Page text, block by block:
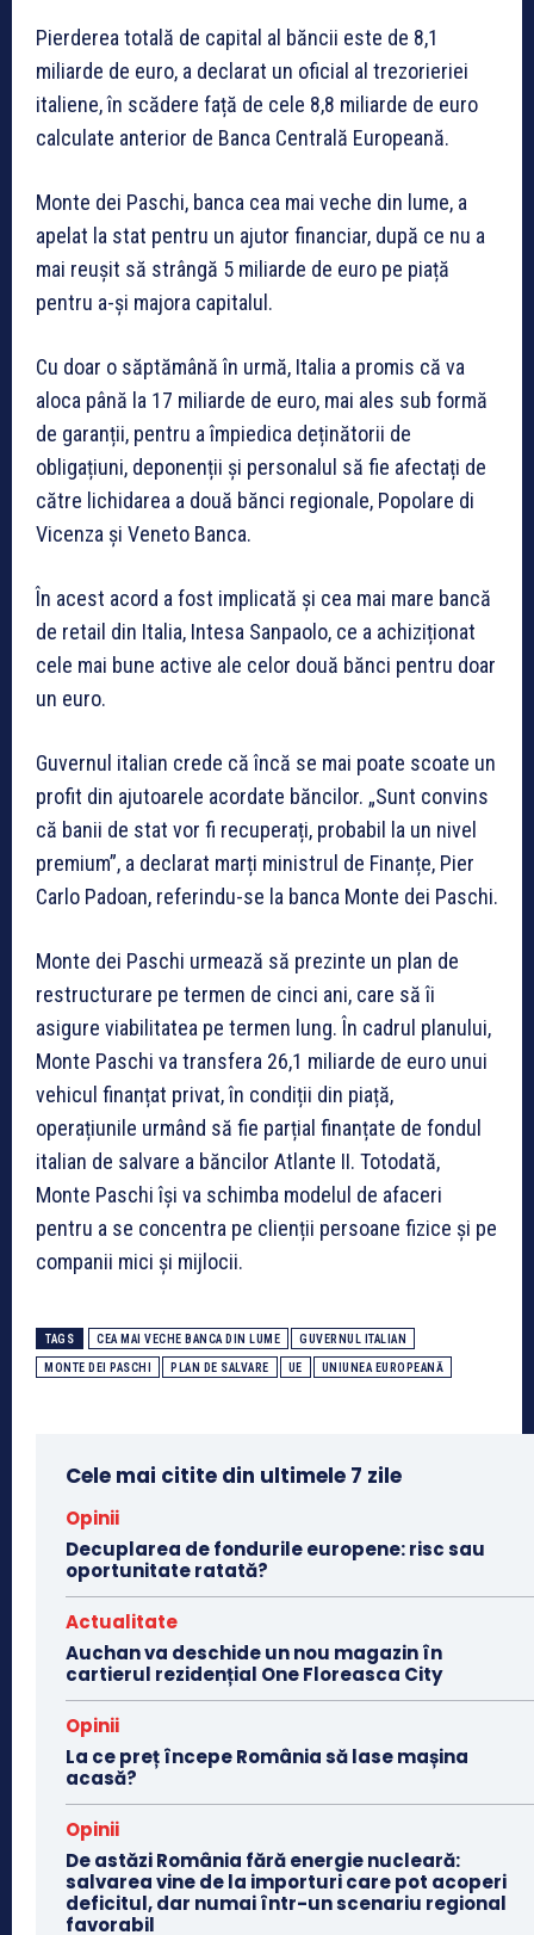
Pierderea totală de capital al băncii este de 8,1
miliarde de euro, a declarat un oficial al trezorieriei
italiene, în scădere față de cele 8,8 miliarde de euro
calculate anterior de Banca Centrală Europeană.
Monte dei Paschi, banca cea mai veche din lume, a
apelat la stat pentru un ajutor financiar, după ce nu a
mai reușit să strângă 5 miliarde de euro pe piață
pentru a-și majora capitalul.
Cu doar o săptămână în urmă, Italia a promis că va
aloca până la 17 miliarde de euro, mai ales sub formă
de garanții, pentru a împiedica deținătorii de
obligațiuni, deponenții și personalul să fie afectați de
către lichidarea a două bănci regionale, Popolare di
Vicenza și Veneto Banca.
În acest acord a fost implicată și cea mai mare bancă
de retail din Italia, Intesa Sanpaolo, ce a achiziționat
cele mai bune active ale celor două bănci pentru doar
un euro.
Guvernul italian crede că încă se mai poate scoate un
profit din ajutoarele acordate băncilor. „Sunt convins
că banii de stat vor fi recuperați, probabil la un nivel
premium”, a declarat marți ministrul de Finanțe, Pier
Carlo Padoan, referindu-se la banca Monte dei Paschi.
Monte dei Paschi urmează să prezinte un plan de
restructurare pe termen de cinci ani, care să îi
asigure viabilitatea pe termen lung. În cadrul planului,
Monte Paschi va transfera 26,1 miliarde de euro unui
vehicul finanțat privat, în condiții din piață,
operațiunile urmând să fie parțial finanțate de fondul
italian de salvare a băncilor Atlante II. Totodată,
Monte Paschi își va schimba modelul de afaceri
pentru a se concentra pe clienții persoane fizice și pe
companii mici și mijlocii.
TAGS CEA MAI VECHE BANCA DIN LUME GUVERNUL ITALIAN
MONTE DEI PASCHI PLAN DE SALVARE UE UNIUNEA EUROPEANĂ
Cele mai citite din ultimele 7 zile
Opinii
Decuplarea de fondurile europene: risc sau
oportunitate ratată?
Actualitate
Auchan va deschide un nou magazin în
cartierul rezidențial One Floreasca City
Opinii
La ce preț începe România să lase mașina
acasă?
Opinii
De astăzi România fără energie nucleară:
salvarea vine de la importuri care pot acoperi
deficitul, dar numai într-un scenariu regional
favorabil